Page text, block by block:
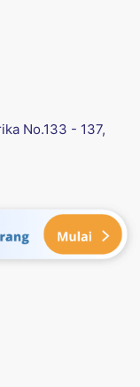
No.133 - 137,